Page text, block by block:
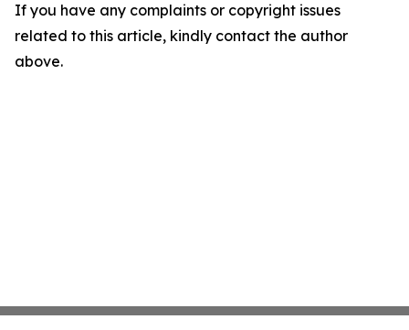
If you have any complaints or copyright issues
related to this article, kindly contact the author
above.